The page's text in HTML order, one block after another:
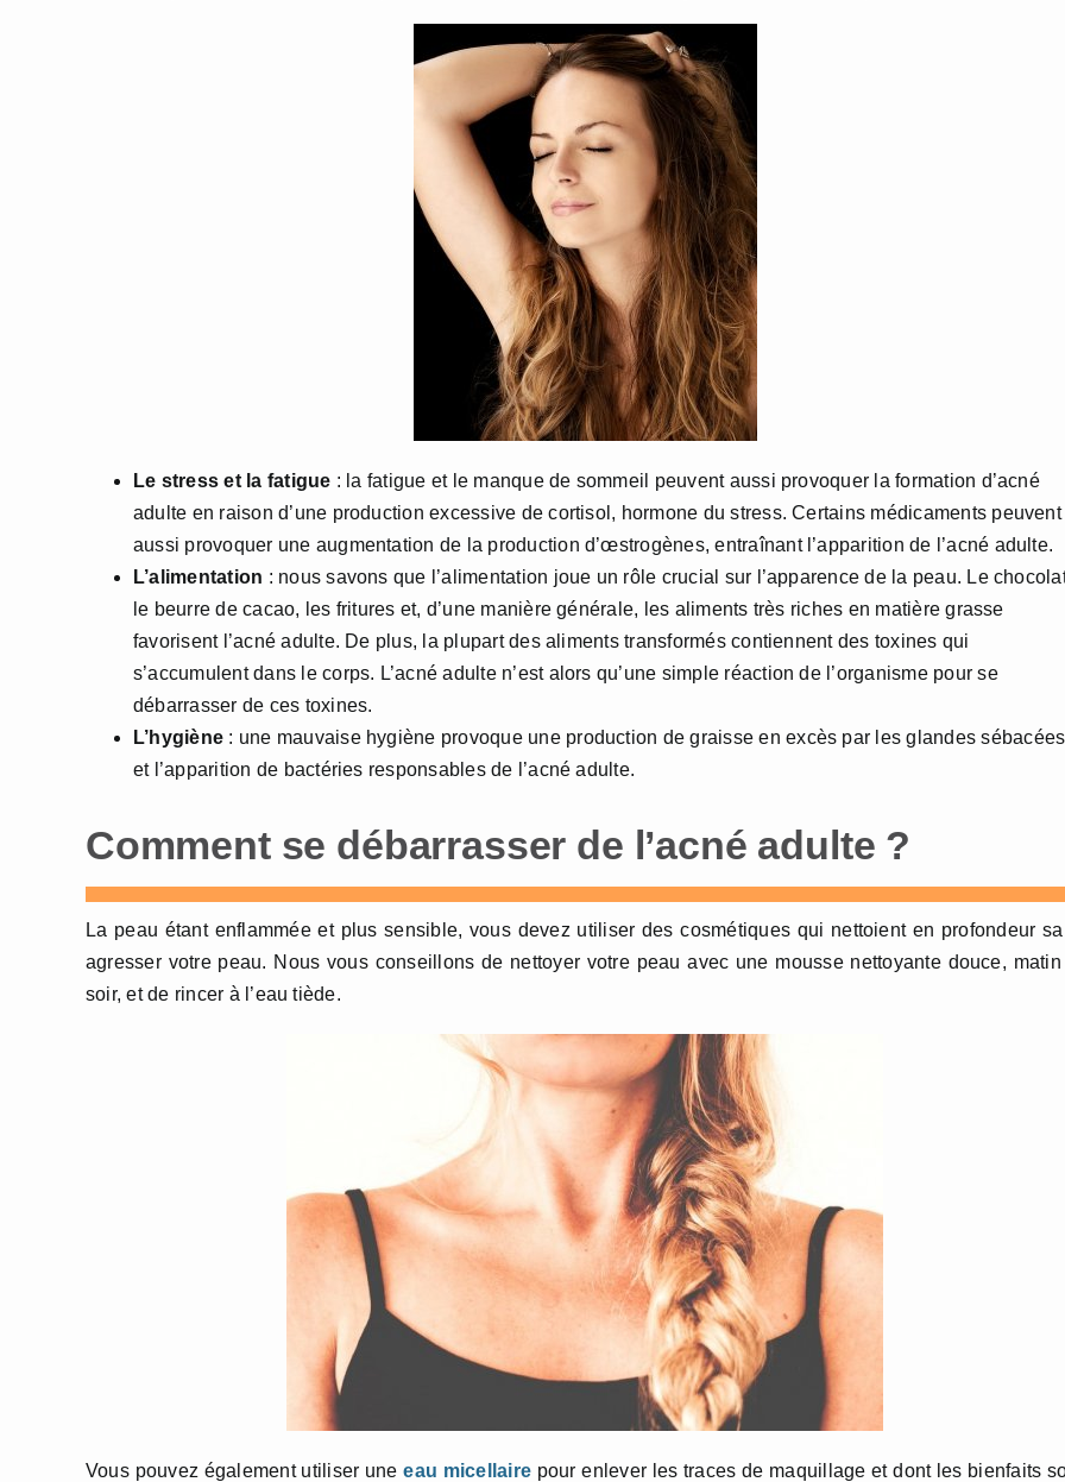
Le stress et la fatigue : la fatigue et le manque de sommeil peuvent aussi provoquer la formation d’acné
adulte en raison d’une production excessive de cortisol, hormone du stress. Certains médicaments peuvent
aussi provoquer une augmentation de la production d’œstrogènes, entraînant l’apparition de l’acné adulte.
L’alimentation : nous savons que l’alimentation joue un rôle crucial sur l’apparence de la peau. Le
le beurre de cacao, les fritures et, d’une manière générale, les aliments très riches en matière grasse
favorisent l’acné adulte. De plus, la plupart des aliments transformés contiennent des toxines qui
s’accumulent dans le corps. L’acné adulte n’est alors qu’une simple réaction de l’organisme pour se
débarrasser de ces toxines.
L’hygiène : une mauvaise hygiène provoque une production de graisse en excès par les glandes sébacées
et l’apparition de bactéries responsables de l’acné adulte.
Comment se débarrasser de l’acné adulte ?
La peau étant enflammée et plus sensible, vous devez utiliser des cosmétiques qui nettoient en profondeur
agresser votre peau. Nous vous conseillons de nettoyer votre peau avec une mousse nettoyante douce,
soir, et de rincer à l’eau tiède.
Vous pouvez également utiliser uneeau micellaire pour enlever les traces de maquillage et dont les bienfaits